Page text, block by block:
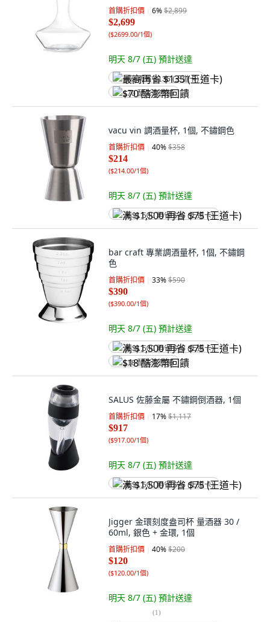
首購折扣價 6%$2,899
$2,699
($2699.00/1個)
明天 8/7 (五) 預計送達
最高再省 $135 (王道卡)
$70 酷澎幣回饋
vacu vin 調酒量杯, 1個, 不鏽鋼色
首購折扣價 40%$358
$214
($214.00/1個)
明天 8/7 (五) 預計送達
满 $1,500 再省 $75 (王道卡)
bar craft 專業調酒量杯, 1個, 不鏽鋼
色
首購折扣價 33%$590
$390
($390.00/1個)
明天 8/7 (五) 預計送達
满 $1,500 再省 $75 (王道卡)
$18 酷澎幣回饋
SALUS 佐藤金屬 不鏽鋼倒酒器, 1個
首購折扣價 17%$1,117
$917
($917.00/1個)
明天 8/7 (五) 預計送達
满 $1,500 再省 $75 (王道卡)
Jigger 金環刻度盎司杯 量酒器 30 /
60ml, 銀色 + 金環, 1個
首購折扣價 40%$200
$120
($120.00/1個)
明天 8/7 (五) 預計送達
(1)